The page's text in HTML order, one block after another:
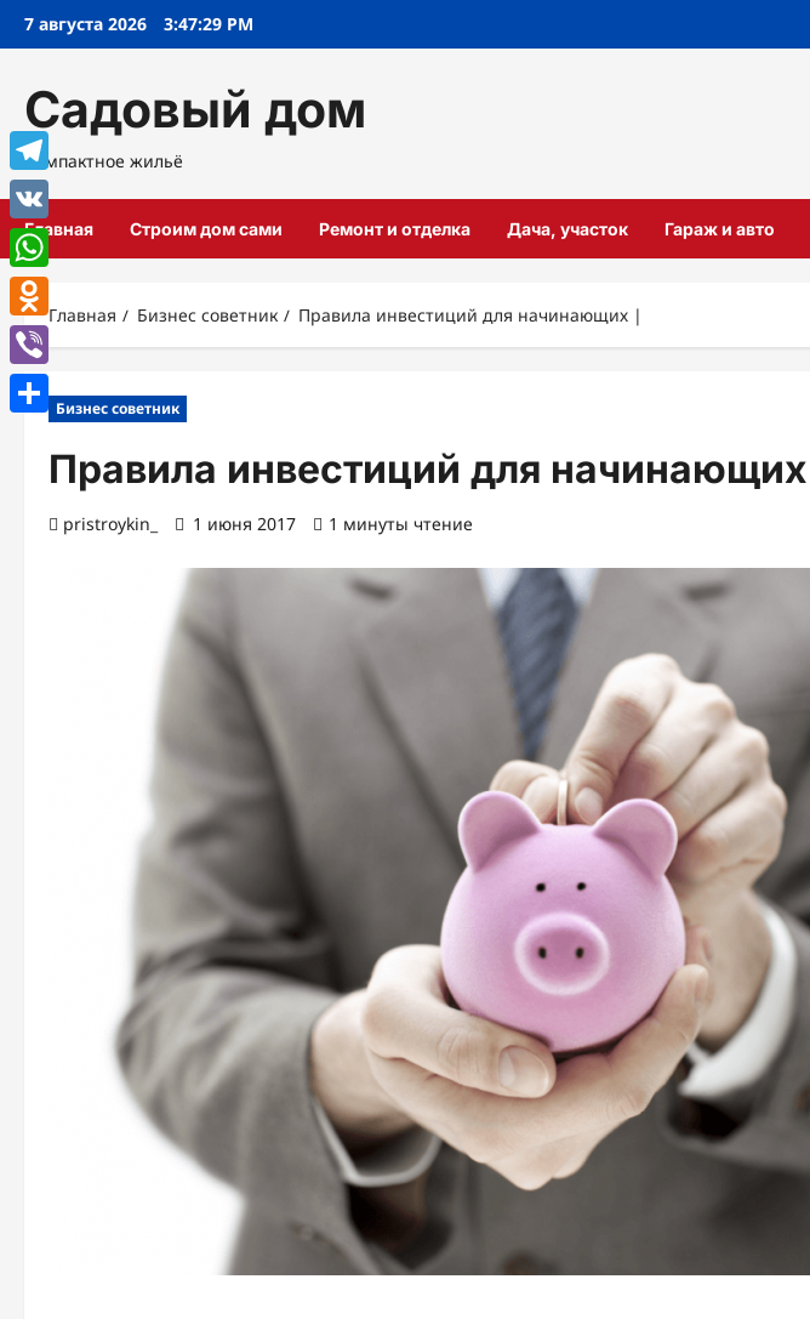
Перейти
7 августа 2026 3:47:30 PM
Садовый дом
Компактное жильё
Главная Строим дом сами Ремонт и отделка Дача, участок Гараж и авто
Главная Бизнес советник Правила инвестиций для начинающих |
Бизнес советник
Правила инвестиций для начинающих |
pristroykin_ 1 июня 2017 1 минуты чтение
Telegram
VK
WhatsApp
Odnoklassniki
Viber